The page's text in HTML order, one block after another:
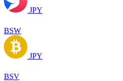
JPY
BSW
JPY
BSV